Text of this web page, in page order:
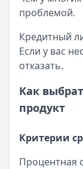
проблемой.
Кредитный
Если у вас
отказать.
Как
продукт
Критерии
Процентная